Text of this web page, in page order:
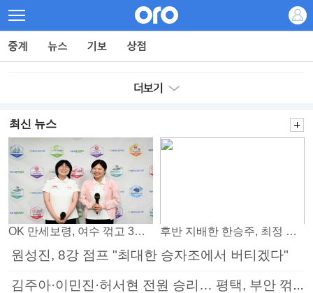
최신 뉴스
OK 만세보령, 여수 꺾고 3연패 탈출 후반 지배한 한승주, 최정 꺾고 8강 진출
원성진, 8강 점프 "최대한 승자조에서 버티겠다"
김주아·이민진·허서현 전원 승리… 평택, 부안 꺾고 5연승